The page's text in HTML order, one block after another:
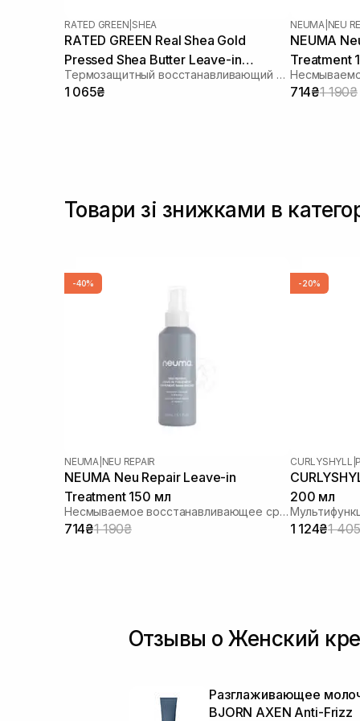
RATED GREEN SHEA
RATED GREEN Real Shea Gold
Pressed Shea Butter Leave-in
Treatment 150 мл
Термозащитный восстанавливающий крем для волос с маслом ши
1 065₴
NEUMA NEU
NEUMA
Treatment
714₴1 190₴
Товари зі знижками в
-40%
NEUMA| NEU REPAIR
NEUMA Neu Repair Leave-in
Treatment 150 мл
Несмываемое восстанавливающее средство для волос
714₴1 190₴
-20%
CURLYSHYLL
200 мл
1 124₴1
Отзывы о Женский
Разглаживающее
BJORN AXEN Anti-Frizz